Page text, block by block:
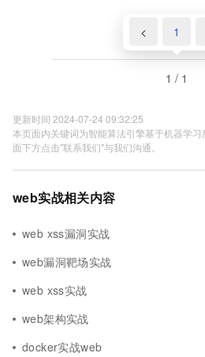
< 1
1 / 1
更新时间 2024-07-24 09:32:25
本页面内关键词为智能算法引擎基于机器学
面下方点击"联系我们"与我们沟通。
web实战相关内容
web xss漏洞实战
web漏洞靶场实战
web xss实战
web架构实战
docker实战web